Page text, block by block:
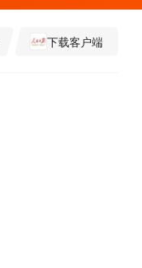
下载客户端